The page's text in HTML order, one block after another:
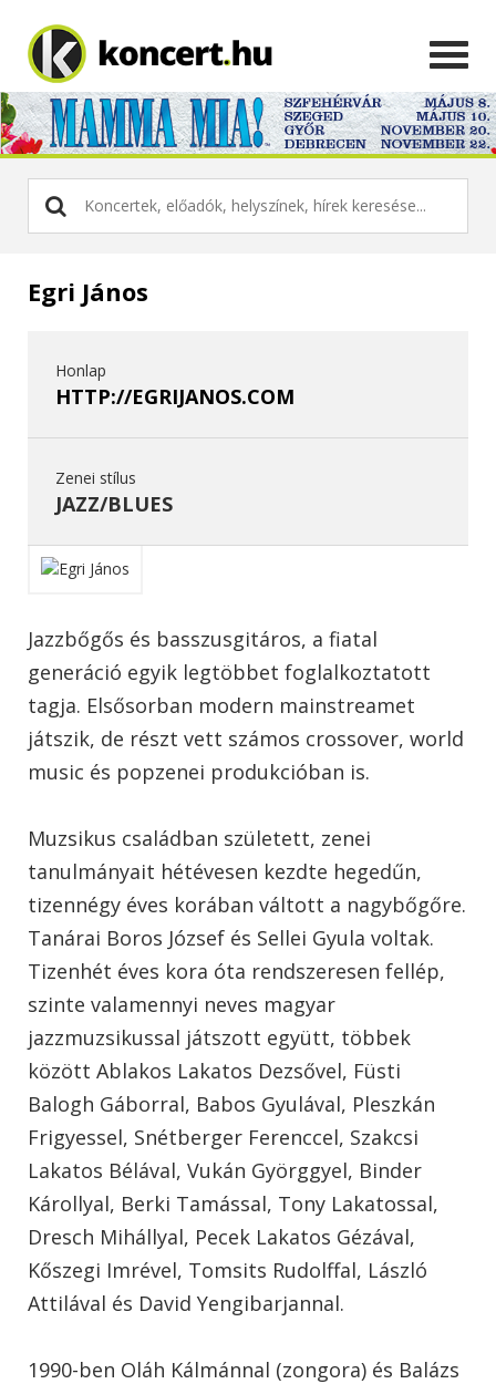
Egri János
Honlap
HTTP://EGRIJANOS.COM
Zenei stílus
JAZZ/BLUES
Jazzbőgős és basszusgitáros, a fiatal
generáció egyik legtöbbet foglalkoztatott
tagja. Elsősorban modern mainstreamet
játszik, de részt vett számos crossover, world
music és popzenei produkcióban is.
Muzsikus családban született, zenei
tanulmányait hétévesen kezdte hegedűn,
tizennégy éves korában váltott a nagybőgőre.
Tanárai Boros József és Sellei Gyula voltak.
Tizenhét éves kora óta rendszeresen fellép,
szinte valamennyi neves magyar
jazzmuzsikussal játszott együtt, többek
között Ablakos Lakatos Dezsővel, Füsti
Balogh Gáborral, Babos Gyulával, Pleszkán
Frigyessel, Snétberger Ferenccel, Szakcsi
Lakatos Bélával, Vukán Györggyel, Binder
Károllyal, Berki Tamással, Tony Lakatossal,
Dresch Mihállyal, Pecek Lakatos Gézával,
Kőszegi Imrével, Tomsits Rudolffal, László
Attilával és David Yengibarjannal.
1990-ben Oláh Kálmánnal (zongora) és Balázs